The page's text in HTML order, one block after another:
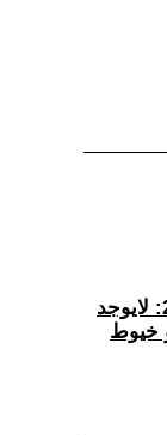
(31) امبراطورية الداخل (ديفيد لينش) 2006: لايوجد
خيوط